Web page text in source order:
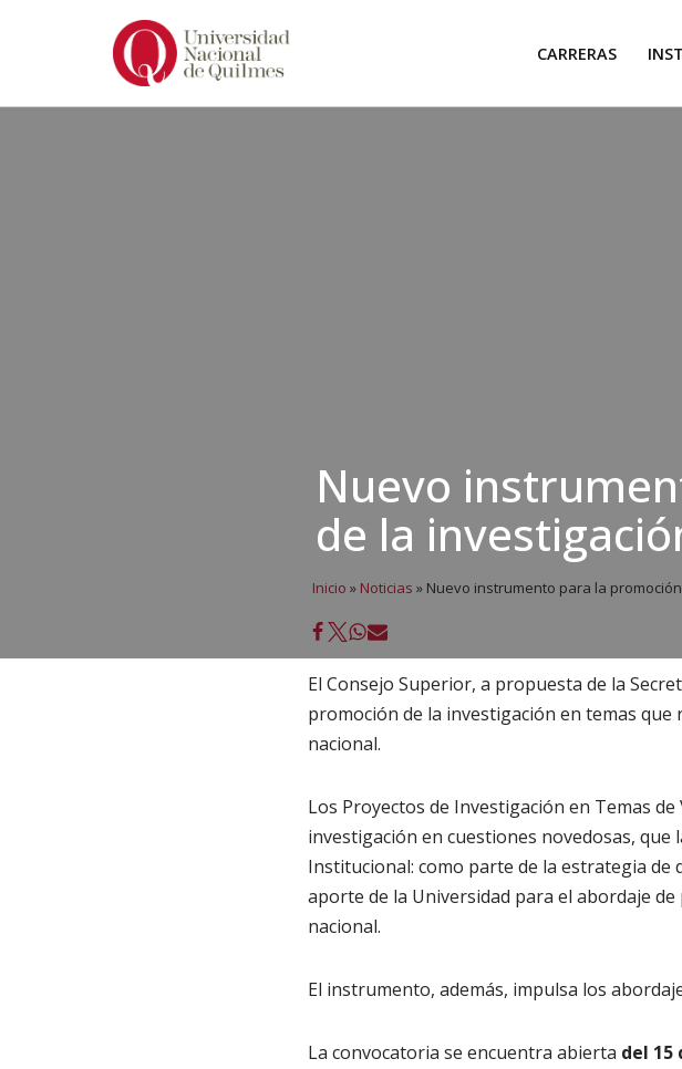
CARRERAS
Nuevo
de la
Inicio » Noticias » Nuevo instrumento para la
El Consejo Superior, a propuesta de la
promoción de la investigación en temas
nacional.
Los Proyectos de Investigación en Temas
investigación en cuestiones novedosas,
Institucional: como parte de la estrategia de
aporte de la Universidad para el abordaje
nacional.
El instrumento, además, impulsa los
La convocatoria se encuentra abierta del 15